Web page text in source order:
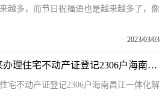
越多，而节日祝福语也是越来越多了，像
2023/03/03
最新资讯：2022年以来办理住宅不动产证登记2306户海南昌江一体化解涉不动产登记信访问题
宅不动产证登记2306户海南昌江一体化解